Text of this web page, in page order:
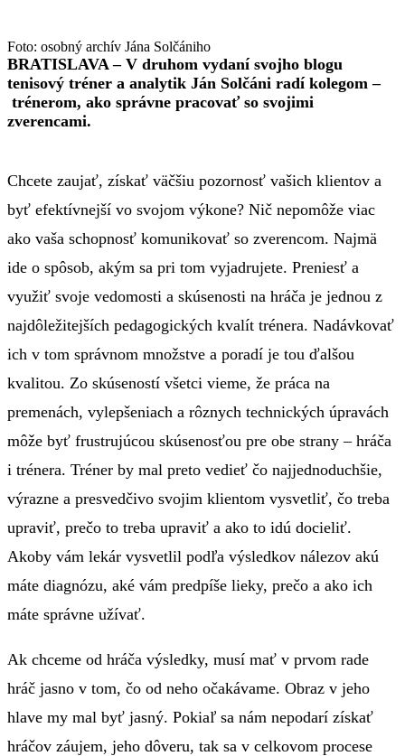
Foto: osobný archív Jána Solčániho
BRATISLAVA – V druhom vydaní svojho blogu
tenisový tréner a analytik Ján Solčáni radí kolegom –
trénerom, ako správne pracovať so svojimi
zverencami.
Chcete zaujať, získať väčšiu pozornosť vašich klientov a
byť efektívnejší vo svojom výkone? Nič nepomôže viac
ako vaša schopnosť komunikovať so zverencom. Najmä
ide o spôsob, akým sa pri tom vyjadrujete. Preniesť a
využiť svoje vedomosti a skúsenosti na hráča je jednou z
najdôležitejších pedagogických kvalít trénera. Nadávkovať
ich v tom správnom množstve a poradí je tou ďalšou
kvalitou. Zo skúseností všetci vieme, že práca na
premenách, vylepšeniach a rôznych technických úpravách
môže byť frustrujúcou skúsenosťou pre obe strany – hráča
i trénera. Tréner by mal preto vedieť čo najjednoduchšie,
výrazne a presvedčivo svojim klientom vysvetliť, čo treba
upraviť, prečo to treba upraviť a ako to idú docieliť.
Akoby vám lekár vysvetlil podľa výsledkov nálezov akú
máte diagnózu, aké vám predpíše lieky, prečo a ako ich
máte správne užívať.
Ak chceme od hráča výsledky, musí mať v prvom rade
hráč jasno v tom, čo od neho očakávame. Obraz v jeho
hlave my mal byť jasný. Pokiaľ sa nám nepodarí získať
hráčov záujem, jeho dôveru, tak sa v celkovom procese